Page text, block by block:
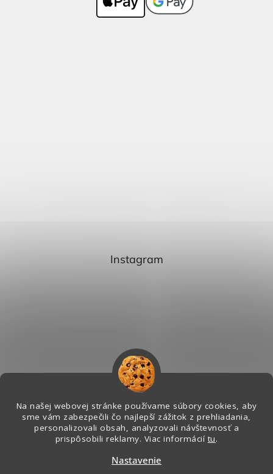
Na našej webovej stránke používame súbory cookies, aby
sme vám zabezpečili čo najlepší zážitok z prehliadania,
personalizovali obsah, analyzovali návštevnosť a
prispôsobili reklamy. Viac informácií tu.
Nastavenie
Instagram
Sledovať na Instagrame